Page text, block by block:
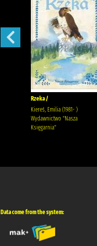
Rzeka /
Kiereś, Emilia (1981- )
Wydawnictwo "Nasza
Księgarnia"
Data come from the system: